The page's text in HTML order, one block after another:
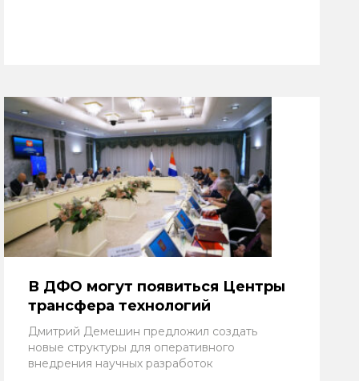
В ДФО могут появиться Центры
трансфера технологий
Дмитрий Демешин предложил создать
новые структуры для оперативного
внедрения научных разработок